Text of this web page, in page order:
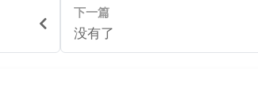
下一篇
没有了